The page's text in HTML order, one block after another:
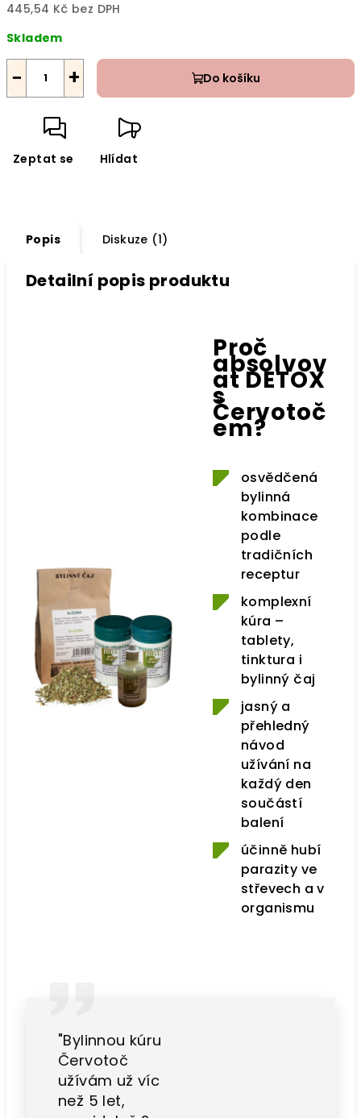
445,54 Kč bez DPH
cena:
Skladem
+
− Do košíku
Zeptat se Hlídat
Popis Diskuze (1)
Detailní popis produktu
Proč
absolvov
at DETOX
s
Červotoč
em?
osvědčená
bylinná
kombinace
podle
tradičních
receptur
komplexní
kúra –
tablety,
tinktura i
bylinný čaj
jasný a
přehledný
návod
užívání na
každý den
součástí
balení
účinně hubí
parazity ve
střevech a v
organismu
"Bylinnou kúru
Červotoč
užívám už víc
než 5 let,